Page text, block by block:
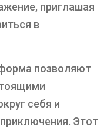
приглашая
в
позволяют
себя и
Этот